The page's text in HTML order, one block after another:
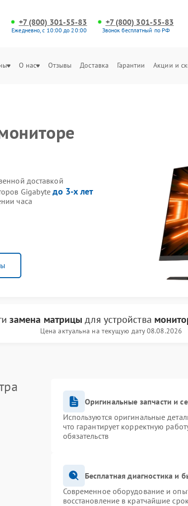
+7 (800) 301-55-83
Ежедневно, с 10:00 до 20:00
+7 (800) 301-55-83
Звонок бесплатный по РФ
О нас Отзывы Доставка Гарантии Акции и
доставкой
Gigabyteдо 3-х лет
часа
замена матрицы для устройства
Цена актуальна на текущую дату 08.08.2026
Оригинальные запчасти и
Используются оригинальные
что гарантирует корректную
обязательств
Бесплатная диагностика и
Современное оборудование и
восстановление в кратчайшие